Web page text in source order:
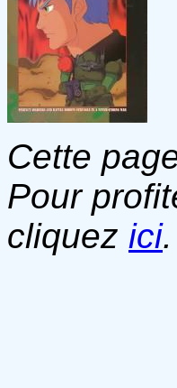
Cette
Pour
cliquez ici.